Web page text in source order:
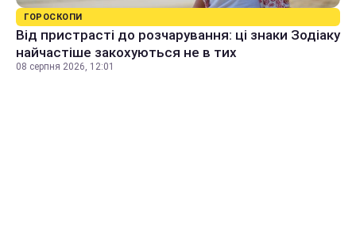
ГОРОСКОПИ
Від пристрасті до розчарування: ці знаки Зодіаку
найчастіше закохуються не в тих
08 серпня 2026, 12:01